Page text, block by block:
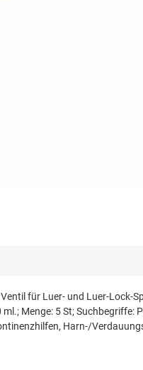
für Luer- und Luer-
Menge: 5 St;
Harn-/